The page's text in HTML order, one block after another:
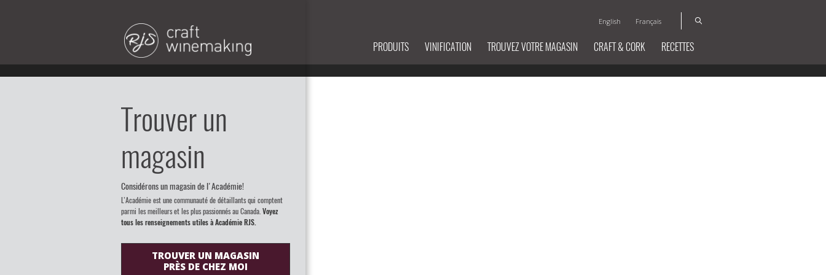
English Français
PRODUITS VINIFICATION TROUVEZ VOTRE MAGASIN CRAFT & CORK RECETTES
Trouver un
magasin
Considérons un magasin de l'Académie!
L’Académie est une communauté de détaillants qui comptent
parmi les meilleurs et les plus passionnés au Canada. Voyez
tous les renseignements utiles à Académie RJS.
TROUVER UN MAGASIN
PRÈS DE CHEZ MOI